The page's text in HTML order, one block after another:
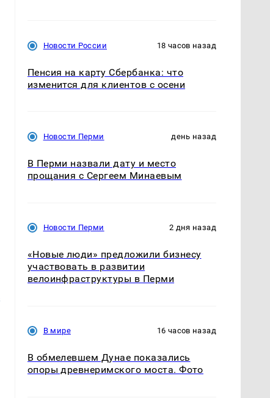
Новости России 18 часов назад
Пенсия на карту Сбербанка: что
изменится для клиентов с осени
Новости Перми день назад
В Перми назвали дату и место
прощания с Сергеем Минаевым
Новости Перми 2 дня назад
«Новые люди» предложили бизнесу
участвовать в развитии
велоинфраструктуры в Перми
В мире 16 часов назад
В обмелевшем Дунае показались
опоры древнеримского моста. Фото